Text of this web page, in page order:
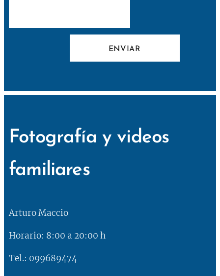
ENVIAR
Fotografía y videos
familiares
Arturo Maccio
Horario: 8:00 a 20:00 h
Tel.: 099689474